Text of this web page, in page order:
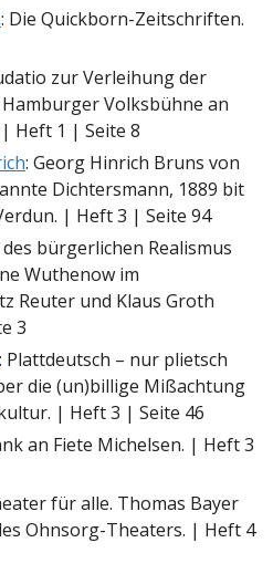
: Die Quickborn-Zeitschriften.
zur Verleihung der
Volksbühne an
Heft 1 | Seite 8
: Georg Hinrich Bruns von
Dichtersmann, 1889 bit
| Heft 3 | Seite 94
bürgerlichen Realismus
Wuthenow im
Reuter und Klaus Groth
3
: Plattdeutsch – nur plietsch
die (un)billige Mißachtung
| Heft 3 | Seite 46
an Fiete Michelsen. | Heft 3
für alle. Thomas Bayer
Ohnsorg-Theaters. | Heft 4